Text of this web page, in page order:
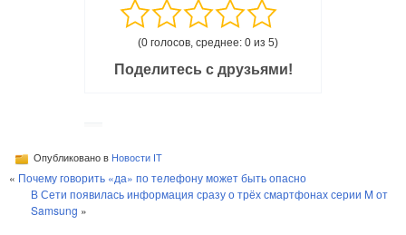
(0 голосов, среднее: 0 из 5)
Поделитесь с друзьями!
Опубликовано в Новости IT
« Почему говорить «да» по телефону может быть опасно
В Сети появилась информация сразу о трёх смартфонах серии M от
Samsung »